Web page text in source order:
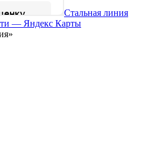
Стальная линия
— Яндекс Карты